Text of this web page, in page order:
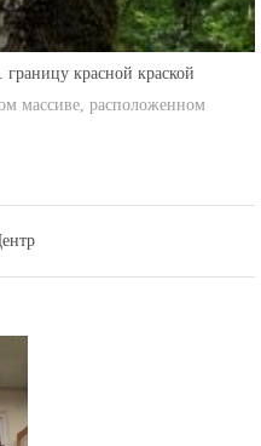
красной краской
массиве, расположенном